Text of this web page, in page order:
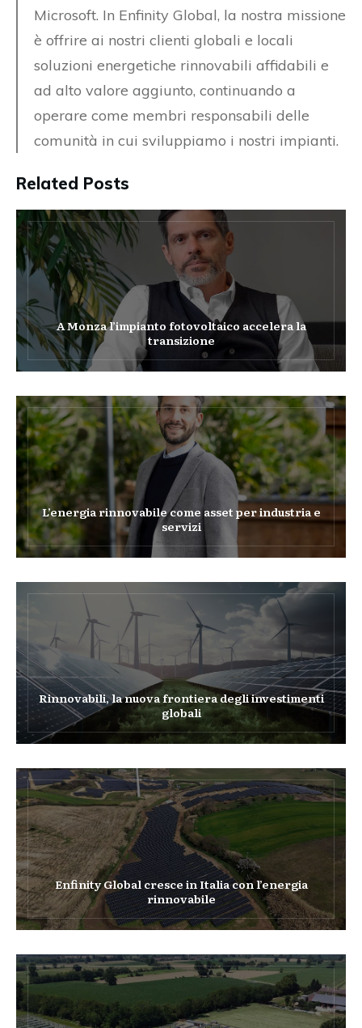
Microsoft. In Enfinity Global, la nostra missione
è offrire ai nostri clienti globali e locali
soluzioni energetiche rinnovabili affidabili e
ad alto valore aggiunto, continuando a
operare come membri responsabili delle
comunità in cui sviluppiamo i nostri impianti.
Related Posts
A Monza l’impianto fotovoltaico accelera la
transizione
L’energia rinnovabile come asset per industria e
servizi
Rinnovabili, la nuova frontiera degli investimenti
globali
Enfinity Global cresce in Italia con l’energia
rinnovabile